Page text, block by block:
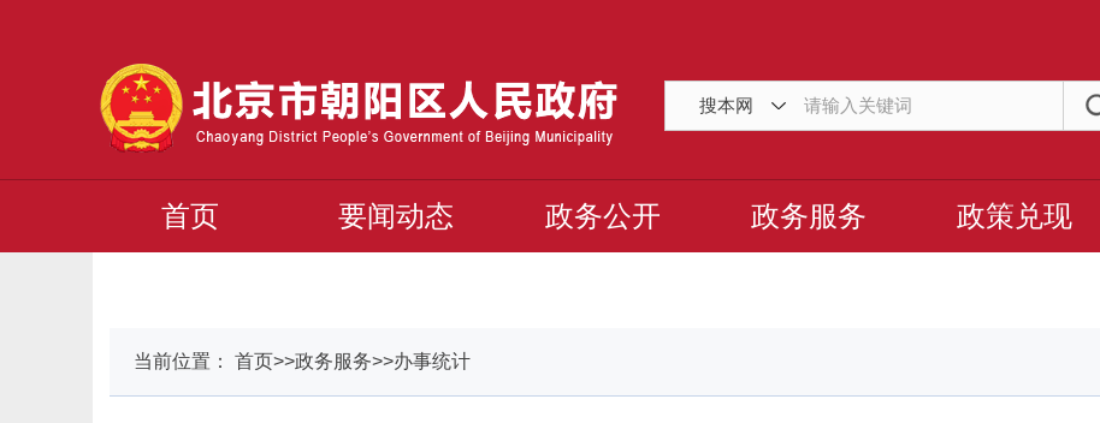
搜本网
首页 要闻动态 政务公开 政务服务 政策兑现
当前位置： 首页>>政务服务>>办事统计